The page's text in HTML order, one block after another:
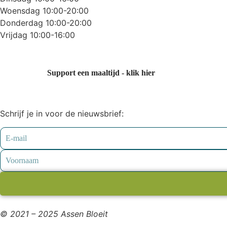
Woensdag 10:00-20:00
Donderdag 10:00-20:00
Vrijdag 10:00-16:00
Support een maaltijd - klik hier
Schrijf je in voor de nieuwsbrief:
© 2021 – 2025 Assen Bloeit